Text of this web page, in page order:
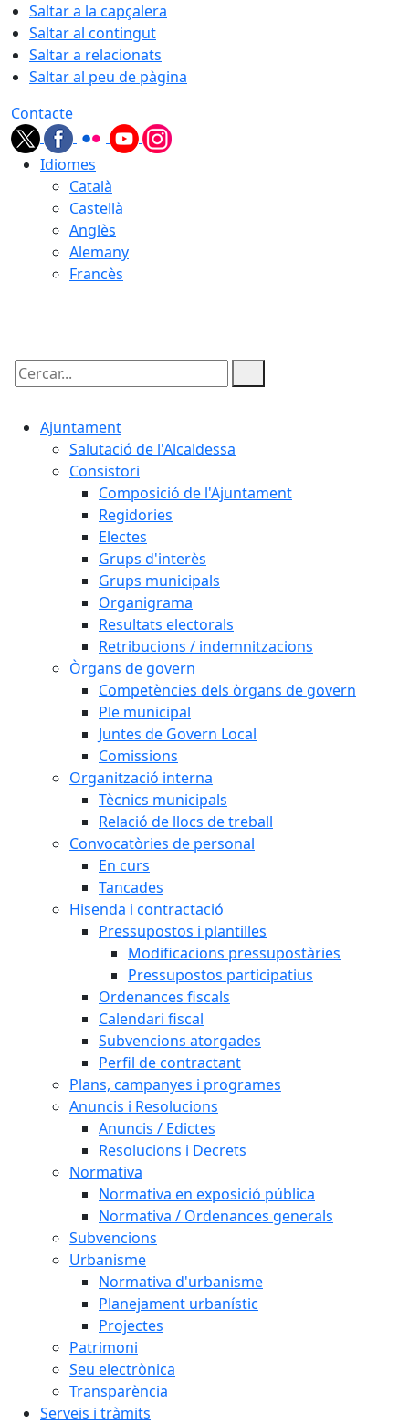
Saltar a la capçalera
Saltar al contingut
Saltar a relacionats
Saltar al peu de pàgina
Contacte
Idiomes
Català
Castellà
Anglès
Alemany
Francès
Cercar:
Ajuntament
Salutació de l'Alcaldessa
Consistori
Composició de l'Ajuntament
Regidories
Electes
Grups d'interès
Grups municipals
Organigrama
Resultats electorals
Retribucions / indemnitzacions
Òrgans de govern
Competències dels òrgans de govern
Ple municipal
Juntes de Govern Local
Comissions
Organització interna
Tècnics municipals
Relació de llocs de treball
Convocatòries de personal
En curs
Tancades
Hisenda i contractació
Pressupostos i plantilles
Modificacions pressupostàries
Pressupostos participatius
Ordenances fiscals
Calendari fiscal
Subvencions atorgades
Perfil de contractant
Plans, campanyes i programes
Anuncis i Resolucions
Anuncis / Edictes
Resolucions i Decrets
Normativa
Normativa en exposició pública
Normativa / Ordenances generals
Subvencions
Urbanisme
Normativa d'urbanisme
Planejament urbanístic
Projectes
Patrimoni
Seu electrònica
Transparència
Serveis i tràmits